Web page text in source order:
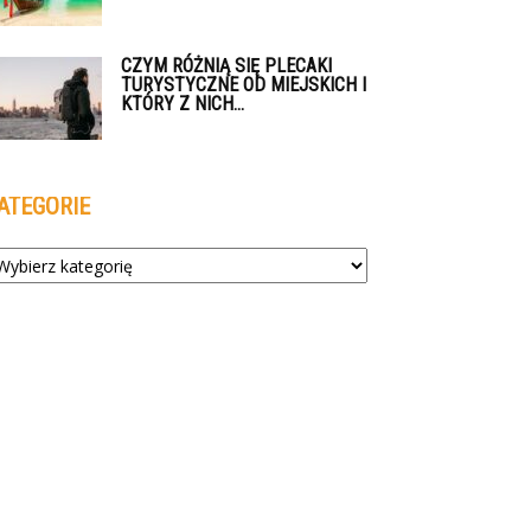
CZYM RÓŻNIĄ SIĘ PLECAKI
TURYSTYCZNE OD MIEJSKICH I
KTÓRY Z NICH...